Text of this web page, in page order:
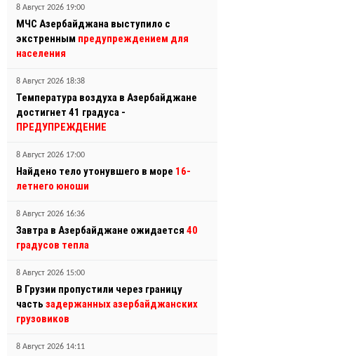
8 Август 2026 19:00
МЧС Азербайджана выступило с
экстренным предупреждением для
населения
8 Август 2026 18:38
Температура воздуха в Азербайджане
достигнет 41 градуса -
ПРЕДУПРЕЖДЕНИЕ
8 Август 2026 17:00
Найдено тело утонувшего в море 16-
летнего юноши
8 Август 2026 16:36
Завтра в Азербайджане ожидается 40
градусов тепла
8 Август 2026 15:00
В Грузии пропустили через границу
часть задержанных азербайджанских
грузовиков
8 Август 2026 14:11